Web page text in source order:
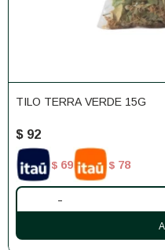
TILO TERRA VERDE 15G
$ 92
$ 69 $ 78
-